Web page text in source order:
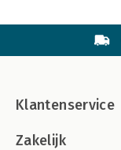
Klantenservice
Zakelijk